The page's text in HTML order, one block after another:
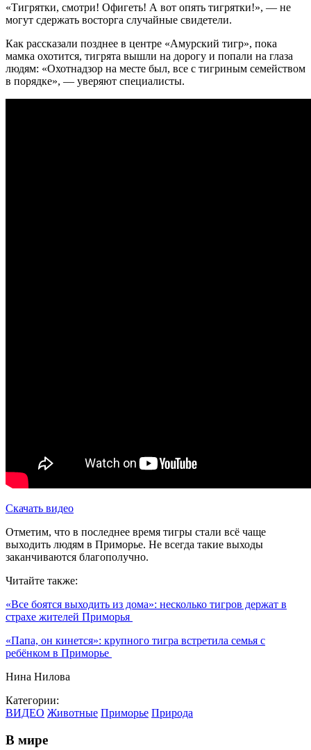
«Тигрятки, смотри! Офигеть! А вот опять тигрятки!», — не
могут сдержать восторга случайные свидетели.
Как рассказали позднее в центре «Амурский тигр», пока
мамка охотится, тигрята вышли на дорогу и попали на глаза
людям: «Охотнадзор на месте был, все с тигриным семейством
в порядке», — уверяют специалисты.
Скачать видео
Отметим, что в последнее время тигры стали всё чаще
выходить людям в Приморье. Не всегда такие выходы
заканчиваются благополучно.
Читайте также:
«Все боятся выходить из дома»: несколько тигров держат в
страхе жителей Приморья
«Папа, он кинется»: крупного тигра встретила семья с
ребёнком в Приморье
Нина Нилова
Категории:
ВИДЕО Животные Приморье Природа
В мире